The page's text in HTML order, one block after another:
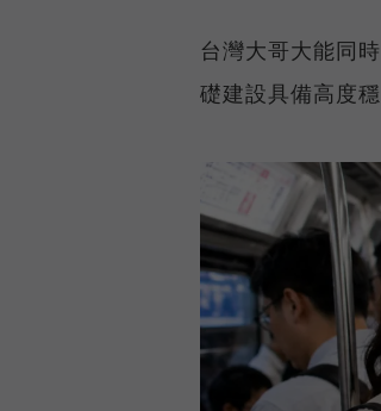
台灣大哥大能同
礎建設具備高度